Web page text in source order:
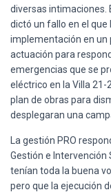
diversas intimaciones.
dictó un fallo en el que
implementación en un
actuación para
emergencias que se
eléctrico en la Villa 21-
plan de obras para
desplegaran una
La gestión PRO
Gestión e Intervención
tenían toda la buena
pero que la ejecución